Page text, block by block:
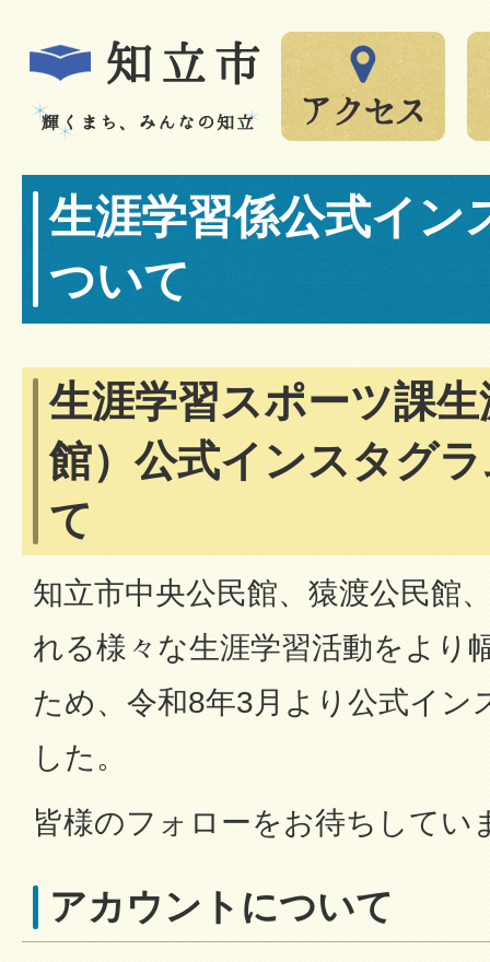
生涯学習係公式イン
ついて
生涯学習スポーツ課
館）公式インスタグ
て
知立市中央公民館、猿渡公民館
れる様々な生涯学習活動をより
ため、令和8年3月より公式イン
した。
皆様のフォローをお待ちしてい
アカウントについて